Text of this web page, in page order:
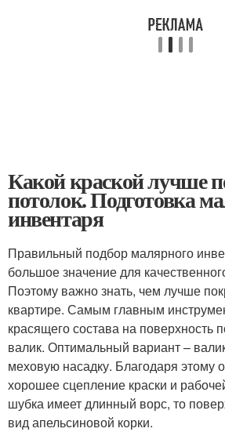
Какой краской лучше
потолок. Подготовка
инвентаря
Правильный подбор малярного
большое значение для
Поэтому важно знать, чем лучше
квартире. Самым главным
красящего состава на поверхность
валик. Оптимальный вариант –
меховую насадку. Благодаря этому
хорошее сцепление краски и
шубка имеет длинный ворс, то
вид апельсиновой корки.